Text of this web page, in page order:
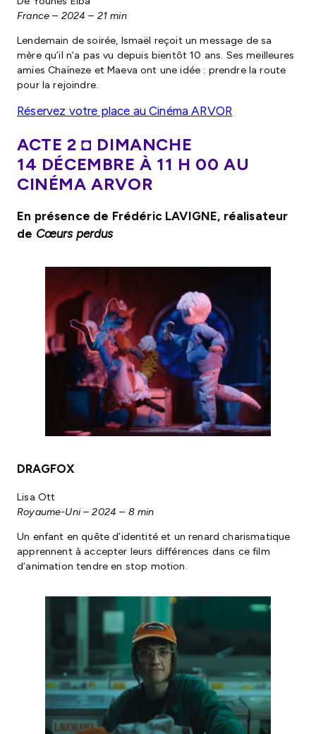
France – 2024 – 21 min
Lendemain de soirée, Ismaël reçoit un message de sa
mère qu’il n’a pas vu depuis bientôt 10 ans. Ses meilleures
amies Chaïneze et Maeva ont une idée : prendre la route
pour la rejoindre.
Réservez votre place au Cinéma ARVOR
ACTE 2 ◘ DIMANCHE
14 DÉCEMBRE À 11 H 00 AU
CINÉMA ARVOR
En présence de Frédéric LAVIGNE, réalisateur
de Cœurs perdus
DRAGFOX
Lisa Ott
Royaume-Uni – 2024 – 8 min
Un enfant en quête d’identité et un renard charismatique
apprennent à accepter leurs différences dans ce film
d’animation tendre en stop motion.